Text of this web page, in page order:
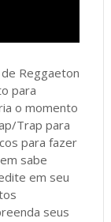
Reggaeton
para
o momento
Trap para
para fazer
sabe
em seu
seus